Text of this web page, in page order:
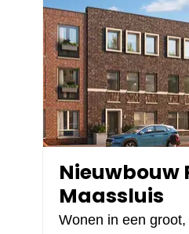
Nieuwbouw
Maassluis
Wonen in een